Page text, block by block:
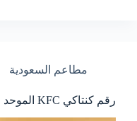
مطاعم السعودية
رقم كنتاكي KFC الموحد السعودية توصيل المجاني